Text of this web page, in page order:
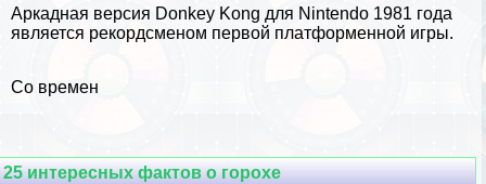
Аркадная версия Donkey Kong для Nintendo 1981 года
является рекордсменом первой платформенной игры.
Со времен
25 интересных фактов о горохе